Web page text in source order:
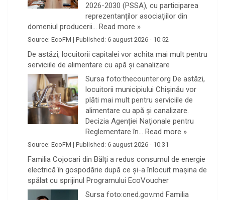
2026-2030 (PSSA), cu participarea
reprezentanților asociațiilor din
domeniul producerii… Read more »
Source: EcoFM | Published: 6 august 2026 - 10:52
De astăzi, locuitorii capitalei vor achita mai mult pentru
serviciile de alimentare cu apă și canalizare
Sursa foto:thecounter.org De astăzi,
locuitorii municipiului Chișinău vor
plăti mai mult pentru serviciile de
alimentare cu apă și canalizare.
Decizia Agenției Naționale pentru
Reglementare în… Read more »
Source: EcoFM | Published: 6 august 2026 - 10:31
Familia Cojocari din Bălți a redus consumul de energie
electrică în gospodărie după ce și-a înlocuit mașina de
spălat cu sprijinul Programului EcoVoucher
Sursa foto:cned.gov.md Familia